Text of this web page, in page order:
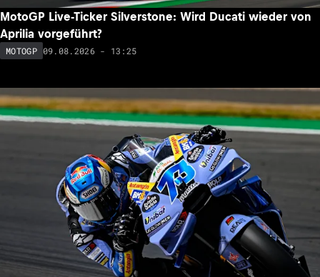
MotoGP Live-Ticker Silverstone: Wird Ducati wieder von
Aprilia vorgeführt?
MOTOGP 09.08.2026 - 13:25